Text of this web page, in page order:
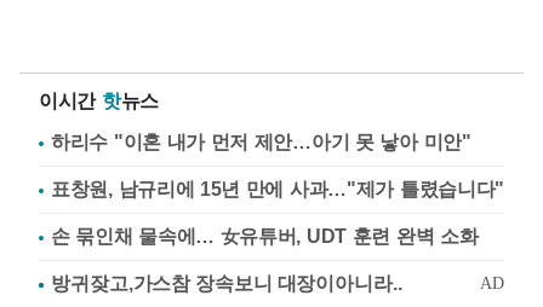
이시간 핫뉴스
하리수 "이혼 내가 먼저 제안…아기 못 낳아 미안"
표창원, 남규리에 15년 만에 사과…"제가 틀렸습니다"
손 묶인채 물속에… 女유튜버, UDT 훈련 완벽 소화